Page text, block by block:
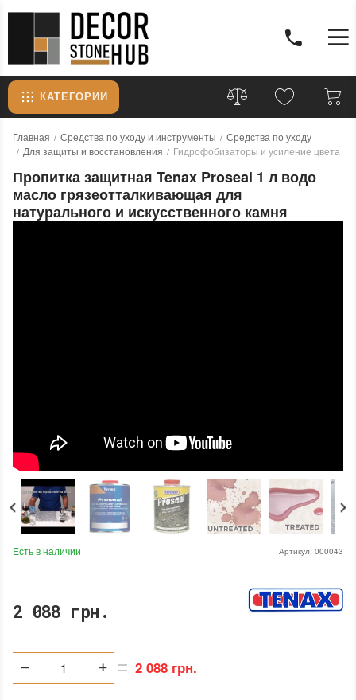
КАТЕГОРИИ
Главная Средства по уходу и инструменты
Средства по уходу
Для защиты и восстановления
Гидрофобизаторы и усиление цвета
Пропитка защитная Tenax Proseal 1 л водо
масло грязеотталкивающая для
натурального и искусственного камня
Артикул: 000043
Есть в наличии
2 088 грн.
2 088 грн.